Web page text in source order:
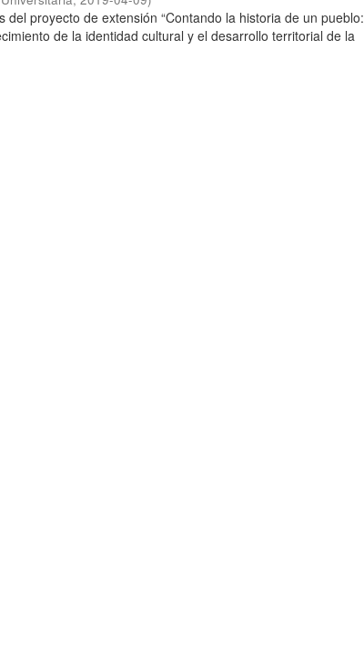
del proyecto de extensión “Contando la historia de un pueblo:
de la identidad cultural y el desarrollo territorial de la